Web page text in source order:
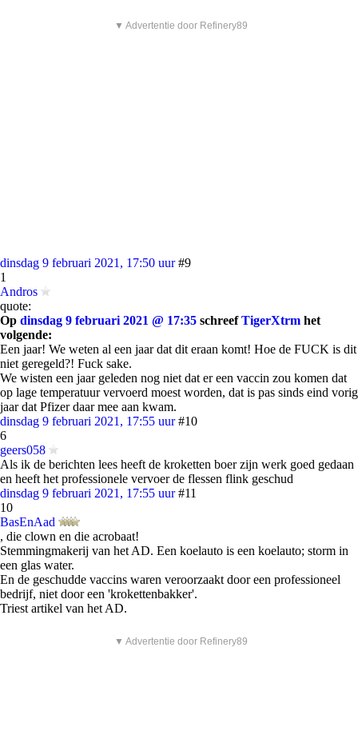
▼ Advertentie door Refinery89
dinsdag 9 februari 2021, 17:50 uur #9
1
Andros
quote:
Op dinsdag 9 februari 2021 @ 17:35 schreefTigerXtrm het
volgende:
Een jaar! We weten al een jaar dat dit eraan komt! Hoe de FUCK is dit
niet geregeld?! Fuck sake.
We wisten een jaar geleden nog niet dat er een vaccin zou komen dat
op lage temperatuur vervoerd moest worden, dat is pas sinds eind vorig
jaar dat Pfizer daar mee aan kwam.
dinsdag 9 februari 2021, 17:55 uur #10
6
geers058
Als ik de berichten lees heeft de kroketten boer zijn werk goed gedaan
en heeft het professionele vervoer de flessen flink geschud
dinsdag 9 februari 2021, 17:55 uur #11
10
BasEnAad
, die clown en die acrobaat!
Stemmingmakerij van het AD. Een koelauto is een koelauto; storm in
een glas water.
En de geschudde vaccins waren veroorzaakt door een professioneel
bedrijf, niet door een 'krokettenbakker'.
Triest artikel van het AD.
▼ Advertentie door Refinery89